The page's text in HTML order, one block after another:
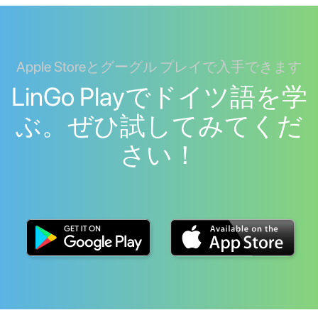
Apple Storeとグーグル プレイで入手できます
LinGo Playでドイツ語を学
ぶ。ぜひ試してみてくだ
さい！